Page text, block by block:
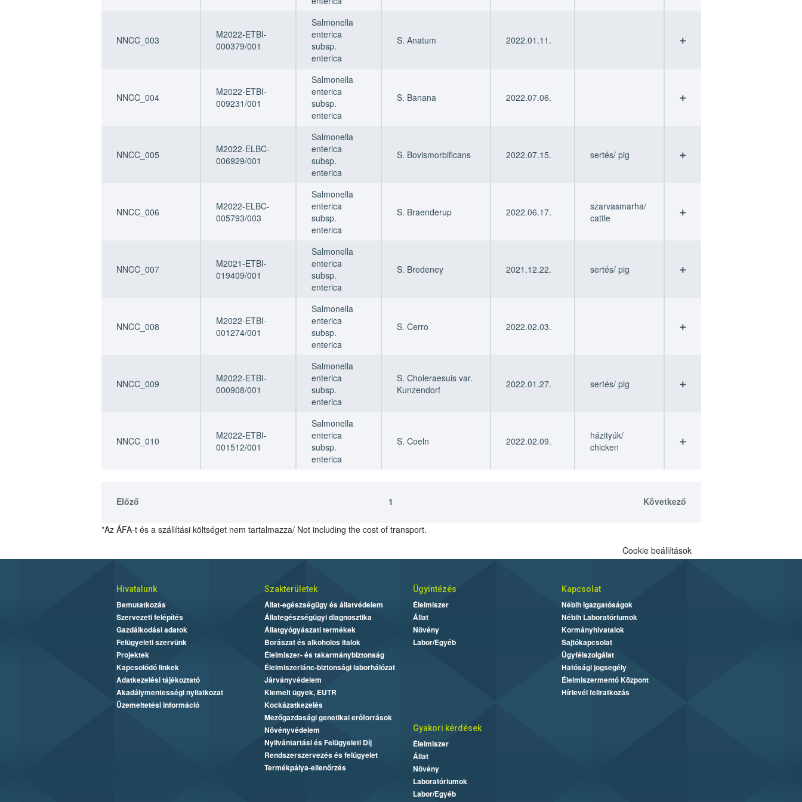
NNCC_003
M2022-ETBI-
000379/001
Salmonella
enterica
subsp.
enterica
S. Anatum 2022.01.11. ➕
NNCC_004
M2022-ETBI-
009231/001
Salmonella
enterica
subsp.
enterica
S. Banana 2022.07.06. ➕
NNCC_005
M2022-ELBC-
006929/001
Salmonella
enterica
subsp.
enterica
S. Bovismorbificans 2022.07.15. sertés/ pig ➕
NNCC_006
M2022-ELBC-
005793/003
Salmonella
enterica
subsp.
enterica
S. Braenderup 2022.06.17.
szarvasmarha/
cattle
➕
NNCC_007
M2021-ETBI-
019409/001
Salmonella
enterica
subsp.
enterica
S. Bredeney 2021.12.22. sertés/ pig ➕
NNCC_008
M2022-ETBI-
001274/001
Salmonella
enterica
subsp.
enterica
S. Cerro 2022.02.03. ➕
NNCC_009
M2022-ETBI-
000908/001
Salmonella
enterica
subsp.
enterica
S. Choleraesuis var.
Kunzendorf
2022.01.27. sertés/ pig ➕
NNCC_010
M2022-ETBI-
001512/001
Salmonella
enterica
subsp.
enterica
S. Coeln 2022.02.09.
házityúk/
chicken
➕
Előző 1 Következő
*Az ÁFA-t és a szállítási költséget nem tartalmazza/ Not including the cost of transport.
Cookie beállítások
Hivatalunk
Bemutatkozás
Szervezeti felépítés
Gazdálkodási adatok
Felügyeleti szervünk
Projektek
Kapcsolódó linkek
Adatkezelési tájékoztató
Akadálymentességi nyilatkozat
Üzemeltetési információ
Szakterületek
Állat-egészségügy és állatvédelem
Állategészségügyi diagnosztika
Állatgyógyászati termékek
Borászat és alkoholos italok
Élelmiszer- és takarmánybiztonság
Élelmiszerlánc-biztonsági laborhálózat
Járványvédelem
Kiemelt ügyek, EUTR
Kockázatkezelés
Mezőgazdasági genetikai erőforrások
Növényvédelem
Nyilvántartási és Felügyeleti Díj
Rendszerszervezés és felügyelet
Termékpálya-ellenőrzés
Ügyintézés
Élelmiszer
Állat
Növény
Labor/Egyéb
Kapcsolat
Nébih Igazgatóságok
Nébih Laboratóriumok
Kormányhivatalok
Sajtókapcsolat
Ügyfélszolgálat
Hatósági jogsegély
Élelmiszermentő Központ
Hírlevél feliratkozás
Gyakori kérdések
Élelmiszer
Állat
Növény
Laboratóriumok
Labor/Egyéb